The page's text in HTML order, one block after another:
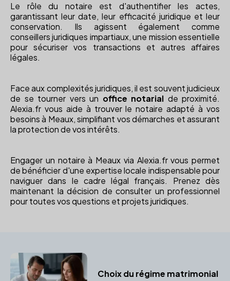
Le rôle du notaire est d'authentifier les actes,
garantissant leur date, leur efficacité juridique et leur
conservation. Ils agissent également comme
conseillers juridiques impartiaux, une mission essentielle
pour sécuriser vos transactions et autres affaires
légales.
Face aux complexités juridiques, il est souvent judicieux
de se tourner vers un office notarial de proximité.
Alexia.fr vous aide à trouver le notaire adapté à vos
besoins à Meaux, simplifiant vos démarches et assurant
la protection de vos intérêts.
Engager un notaire à Meaux via Alexia.fr vous permet
de bénéficier d'une expertise locale indispensable pour
naviguer dans le cadre légal français. Prenez dès
maintenant la décision de consulter un professionnel
pour toutes vos questions et projets juridiques.
Choix du régime matrimonial